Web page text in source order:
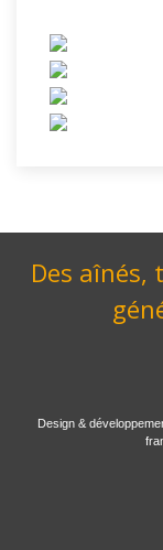
Des aînés,
Design &